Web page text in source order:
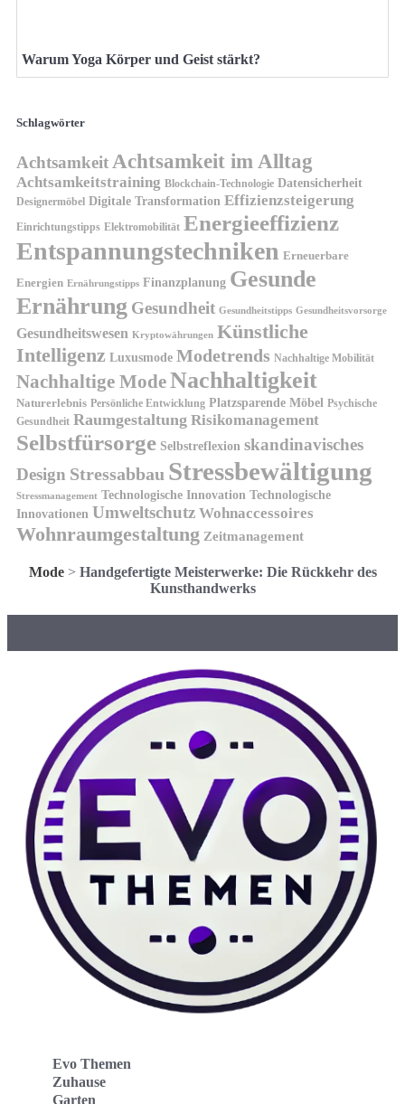
Warum Yoga Körper und Geist stärkt?
Schlagwörter
AchtsamkeitAchtsamkeit im Alltag
Achtsamkeitstraining Blockchain-Technologie Datensicherheit
Designermöbel Digitale Transformation Effizienzsteigerung
Einrichtungstipps Elektromobilität Energieeffizienz
Entspannungstechniken Erneuerbare
Energien Ernährungstipps Finanzplanung Gesunde
Ernährung Gesundheit Gesundheitstipps Gesundheitsvorsorge
Gesundheitswesen Kryptowährungen Künstliche
Intelligenz Luxusmode Modetrends Nachhaltige Mobilität
Nachhaltige ModeNachhaltigkeit
Naturerlebnis Persönliche Entwicklung Platzsparende Möbel Psychische
Gesundheit Raumgestaltung Risikomanagement
Selbstfürsorge Selbstreflexion skandinavisches
Design Stressabbau Stressbewältigung
Stressmanagement Technologische Innovation Technologische
Innovationen Umweltschutz Wohnaccessoires
Wohnraumgestaltung Zeitmanagement
Mode> Handgefertigte Meisterwerke: Die Rückkehr des
Kunsthandwerks
Evo Themen
Zuhause
Garten